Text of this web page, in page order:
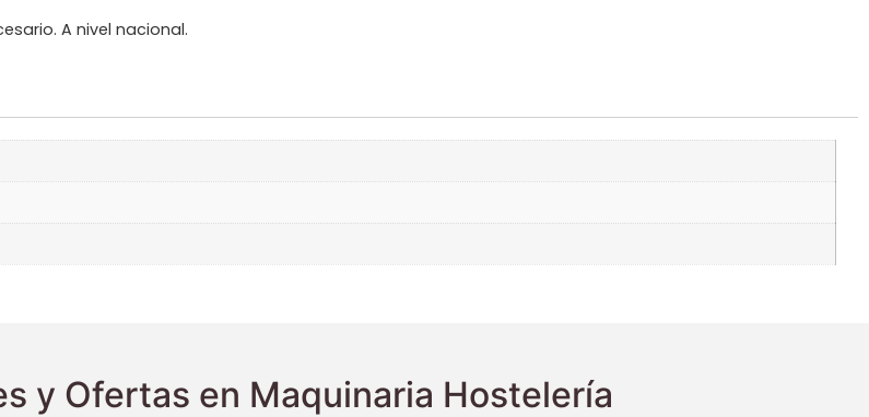
A nivel nacional.
y Ofertas en Maquinaria Hostelería